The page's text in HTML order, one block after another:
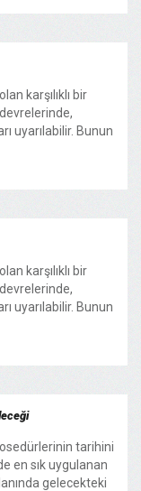
karşılıklı bir
uyarılabilir. Bunun
karşılıklı bir
uyarılabilir. Bunun
tarihini
en sık uygulanan
gelecekteki